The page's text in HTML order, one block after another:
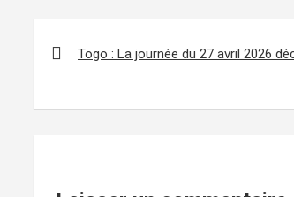
de
Togo : La journée du 27 avril 2026